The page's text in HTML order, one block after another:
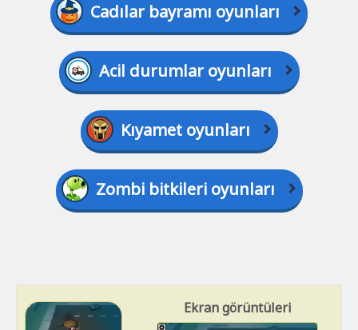
Cadılar bayramı oyunları
Acil durumlar oyunları
Kıyamet oyunları
Zombi bitkileri oyunları
Ekran görüntüleri